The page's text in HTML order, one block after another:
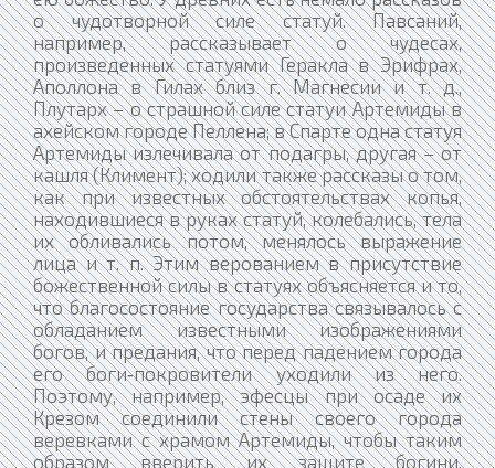
о чудотворной силе статуй. Павсаний,
например, рассказывает о чудесах,
произведенных статуями Геракла в Эрифрах,
Аполлона в Гилах близ г. Магнесии и т. д.,
Плутарх – о страшной силе статуи Артемиды в
ахейском городе Пеллена; в Спарте одна статуя
Артемиды излечивала от подагры, другая – от
кашля (Климент); ходили также рассказы о том,
как при известных обстоятельствах копья,
находившиеся в руках статуй, колебались, тела
их обливались потом, менялось выражение
лица и т. п. Этим верованием в присутствие
божественной силы в статуях объясняется и то,
что благосостояние государства связывалось с
обладанием известными изображениями
богов, и предания, что перед падением города
его боги‑покровители уходили из него.
Поэтому, например, эфесцы при осаде их
Крезом соединили стены своего города
веревками с храмом Артемиды, чтобы таким
образом вверить их защите богини,